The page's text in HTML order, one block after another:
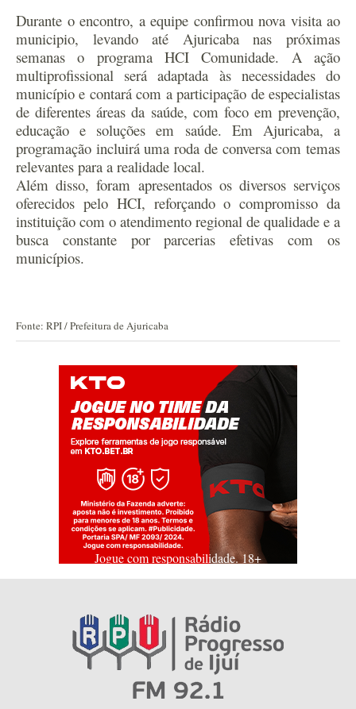
Durante o encontro, a equipe confirmou nova visita ao
municipio, levando até Ajuricaba nas próximas
semanas o programa HCI Comunidade. A ação
multiprofissional será adaptada às necessidades do
município e contará com a participação de especialistas
de diferentes áreas da saúde, com foco em prevenção,
educação e soluções em saúde. Em Ajuricaba, a
programação incluirá uma roda de conversa com temas
relevantes para a realidade local.
Além disso, foram apresentados os diversos serviços
oferecidos pelo HCI, reforçando o compromisso da
instituição com o atendimento regional de qualidade e a
busca constante por parcerias efetivas com os
municípios.
Fonte: RPI / Prefeitura de Ajuricaba
Jogue com responsabilidade. 18+